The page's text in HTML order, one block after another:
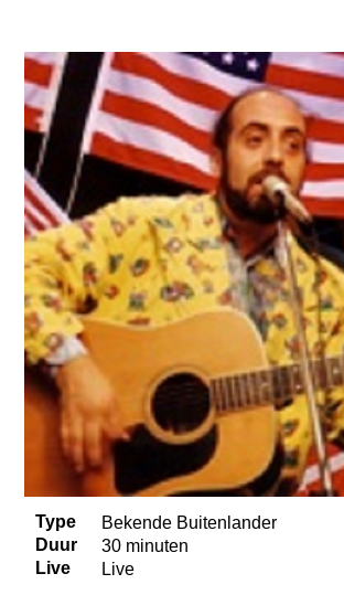
Type
Bekende Buitenlander
Duur
30 minuten
Live
Live